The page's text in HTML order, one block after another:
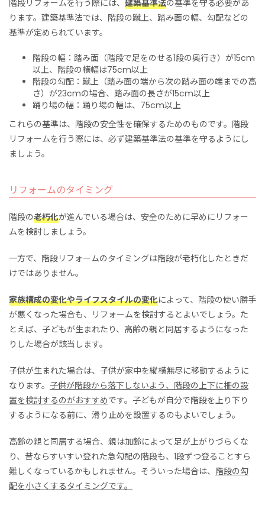
階段リフォームを行う際には、 建築基準法の基準を守る必要があ
ります。建築基準法では、階段の蹴上、踏み面の幅、勾配などの
基準が定められています。
階段の幅：踏み面（階段で足をのせる1段の奥行き）が15cm
以上、階段の横幅は75cm以上
階段の勾配：蹴上（踏み面の端から次の踏み面の端までの高
さ）が23cmの場合、踏み面の長さが15cm以上
踊り場の幅：踊り場の幅は、75cm以上
これらの基準は、 階段の安全性を確保するためのものです。階段
リフォームを行う際には、必ず建築基準法の基準を守るようにし
ましょう。
リフォームのタイミング
階段の老朽化が進んでいる場合は、安全のために早めにリフォー
ムを検討しましょう。
一方で、 階段リフォームのタイミングは階段が老朽化したときだ
けではありません。
家族構成の変化やライフスタイルの変化によって、階段の使い勝手
が悪くなった場合も、 リフォームを検討するとよいでしょう。 た
とえば、子どもが生まれたり、高齢の親と同居するようになった
りした場合が該当します。
子供が生まれた場合は、子供が家中を縦横無尽に移動するように
な ります。 子供が階段から落下しないよう 、階段の上下に柵の設
置を検討するのがおすすめです。子どもが自分で階段を上り下り
するようになる前に、滑り止めを設置するのもよいでしょう。
高齢の親と同居する場合、 親は加齢によって足が上が りづらくな
り、 昔ならすいすい登れた急勾配の階段も、1段ずつ登ることすら
難しくなっているかもしれません。 そういった場合は、 階段の勾
配を小さくするタイミングです。